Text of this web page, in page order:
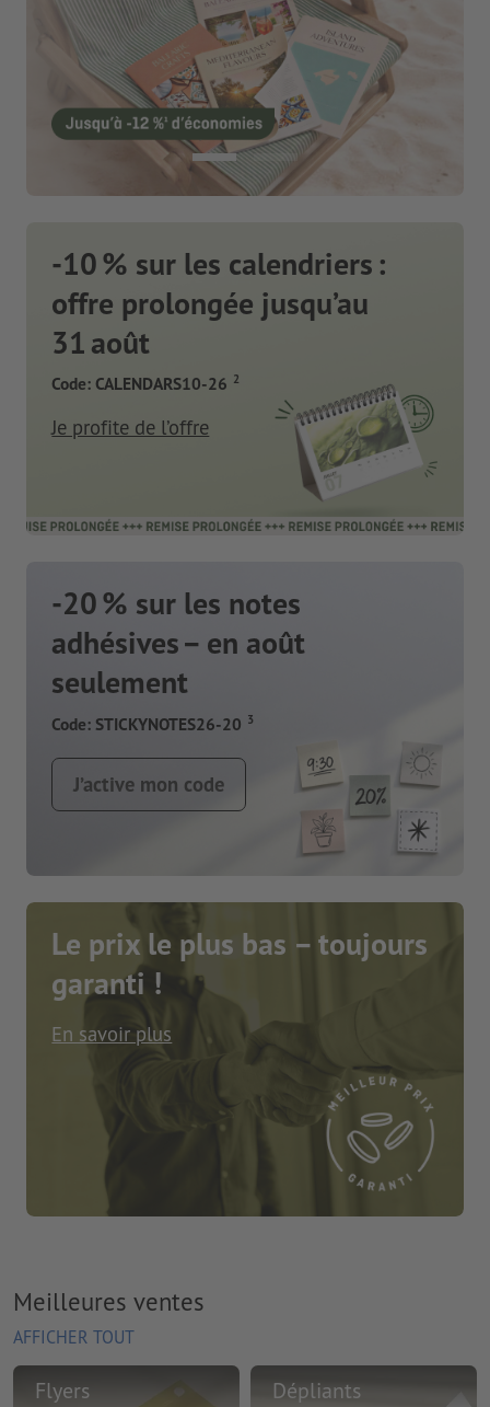
-10 % sur les calendriers :
offre prolongée jusqu’au
31 août
Code: CALENDARS10-26 2
Je profite de l’offre
-20 % sur les notes
adhésives – en août
seulement
Code: STICKYNOTES26-20 3
J’active mon code
Le prix le plus bas – toujours
garanti !
En savoir plus
Meilleures ventes
AFFICHER TOUT
Flyers Dépliants